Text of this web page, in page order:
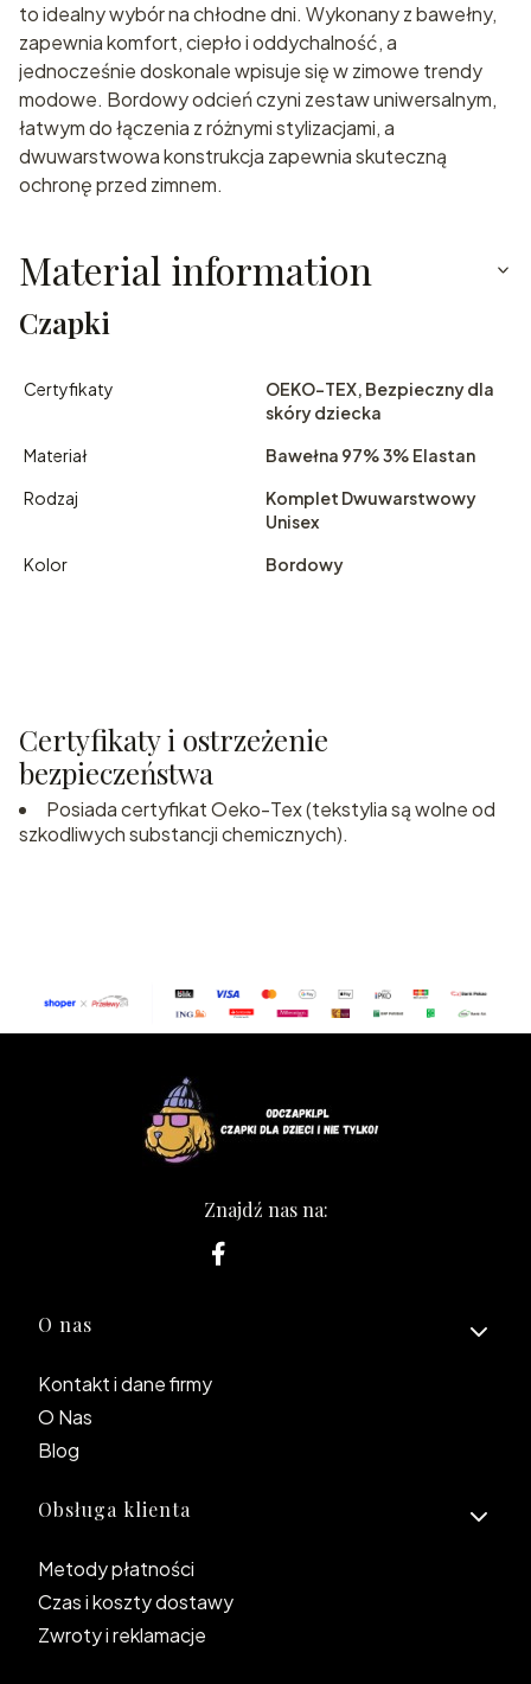
to idealny wybór na chłodne dni. Wykonany z bawełny,
zapewnia komfort, ciepło i oddychalność, a
jednocześnie doskonale wpisuje się w zimowe trendy
modowe. Bordowy odcień czyni zestaw uniwersalnym,
łatwym do łączenia z różnymi stylizacjami, a
dwuwarstwowa konstrukcja zapewnia skuteczną
ochronę przed zimnem.
Material information
Czapki
Certyfikaty
OEKO-TEX, Bezpieczny dla
skóry dziecka
Materiał
Bawełna 97% 3% Elastan
Rodzaj
Komplet Dwuwarstwowy
Unisex
Kolor
Bordowy
Certyfikaty i ostrzeżenie
bezpieczeństwa
Posiada certyfikat Oeko-Tex (tekstylia są wolne od
szkodliwych substancji chemicznych).
Znajdź nas na:
Linki w stopce
O nas
Kontakt i dane firmy
O Nas
Blog
Obsługa klienta
Metody płatności
Czas i koszty dostawy
Zwroty i reklamacje